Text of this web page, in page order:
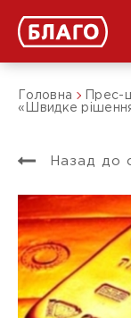
Головна Прес-
«Швидке
Назад до